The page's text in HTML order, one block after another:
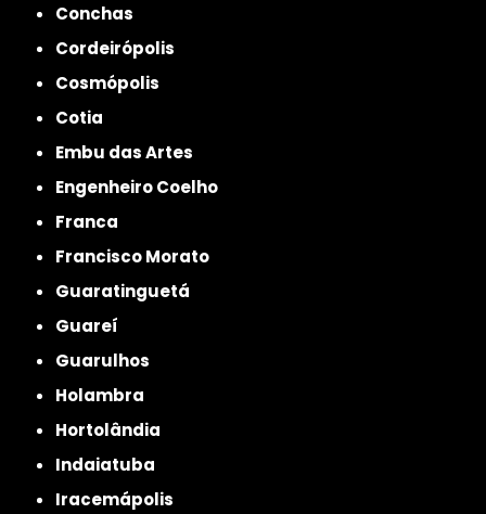
Conchas
Cordeirópolis
Cosmópolis
Cotia
Embu das Artes
Engenheiro Coelho
Franca
Francisco Morato
Guaratinguetá
Guareí
Guarulhos
Holambra
Hortolândia
Indaiatuba
Iracemápolis